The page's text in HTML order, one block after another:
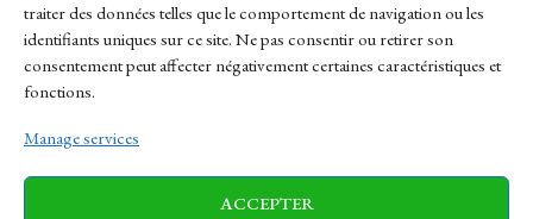
traiter des données telles que le comportement de navigation ou les
identifiants uniques sur ce site. Ne pas consentir ou retirer son
consentement peut affecter négativement certaines caractéristiques et
fonctions.
Manage services
ACCEPTER
Contact
Sitemap
News Finance-Marches Politics